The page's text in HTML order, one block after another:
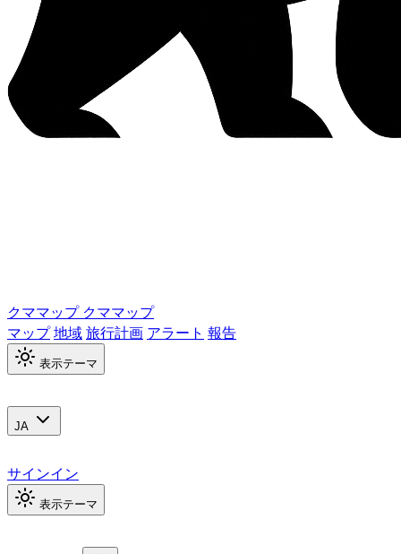
クママップ クママップ
マップ地域旅行計画 アラート 報告
表示テーマ
JA
サインイン
表示テーマ